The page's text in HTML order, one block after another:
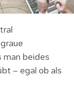
man beides
– egal ob als